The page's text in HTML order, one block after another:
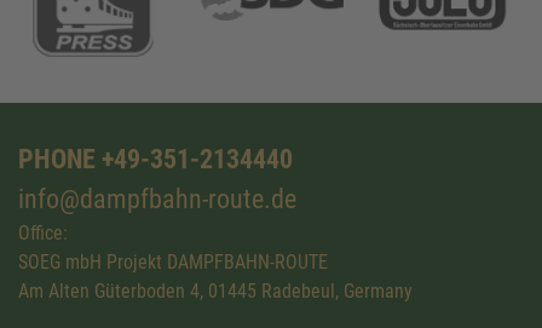
PHONE +49-351-2134440
info@dampfbahn-route.de
Office:
SOEG mbH Projekt DAMPFBAHN-ROUTE
Am Alten Güterboden 4, 01445 Radebeul, Germany